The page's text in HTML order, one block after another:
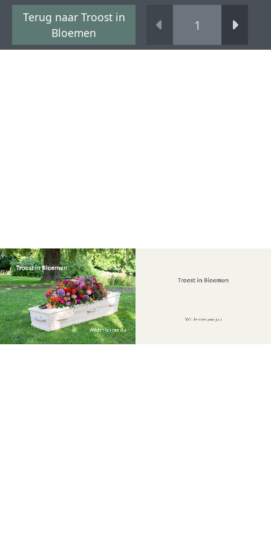
Terug naar Troost in
Bloemen
  1
Troost in Bloemen
WY denken aan jou
Troost in Bloemen
WY denken aan jou